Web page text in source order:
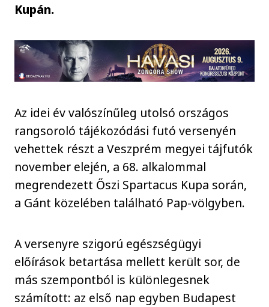
Kupán.
Az idei év valószínűleg utolsó országos
rangsoroló tájékozódási futó versenyén
vehettek részt a Veszprém megyei tájfutók
november elején, a 68. alkalommal
megrendezett Őszi Spartacus Kupa során,
a Gánt közelében található Pap-völgyben.
A versenyre szigorú egészségügyi
előírások betartása mellett került sor, de
más szempontból is különlegesnek
számított: az első nap egyben Budapest